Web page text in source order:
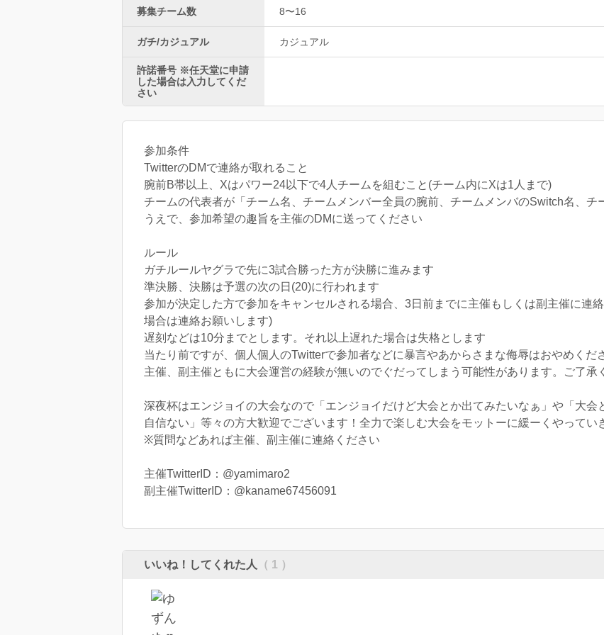
募集チーム数 8〜16
ガチ/カジュアル カジュアル
許諾番号 ※任天堂に申請
した場合は入力してくだ
さい
参加条件
TwitterのDMで連絡が取れること
腕前B帯以上、Xはパワー24以下で4人チームを組むこと(チーム内にXは1人まで)
チームの代表者が「チーム名、チームメンバー全員の腕前、チームメンバのSwitch名、チ
うえで、参加希望の趣旨を主催のDMに送ってください
ルール
ガチルールヤグラで先に3試合勝った方が決勝に進みます
準決勝、決勝は予選の次の日(20)に行われます
参加が決定した方で参加をキャンセルされる場合、3日前までに主催もしくは副主催に連
場合は連絡お願いします)
遅刻などは10分までとします。それ以上遅れた場合は失格とします
当たり前ですが、個人個人のTwitterで参加者などに暴言やあからさまな侮辱はおやめくだ
主催、副主催ともに大会運営の経験が無いのでぐだってしまう可能性があります。ご了承
深夜杯はエンジョイの大会なので「エンジョイだけど大会とか出てみたいなぁ」や「大会
自信ない」等々の方大歓迎でございます！全力で楽しむ大会をモットーに緩ーくやってい
※質問などあれば主催、副主催に連絡ください
主催TwitterID：@yamimaro2
副主催TwitterID：@kaname67456091
いいね！してくれた人 （ 1 ）